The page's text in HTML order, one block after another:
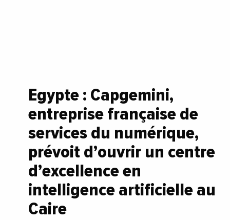
Egypte : Capgemini,
entreprise française de
services du numérique,
prévoit d’ouvrir un centre
d’excellence en
intelligence artificielle au
Caire